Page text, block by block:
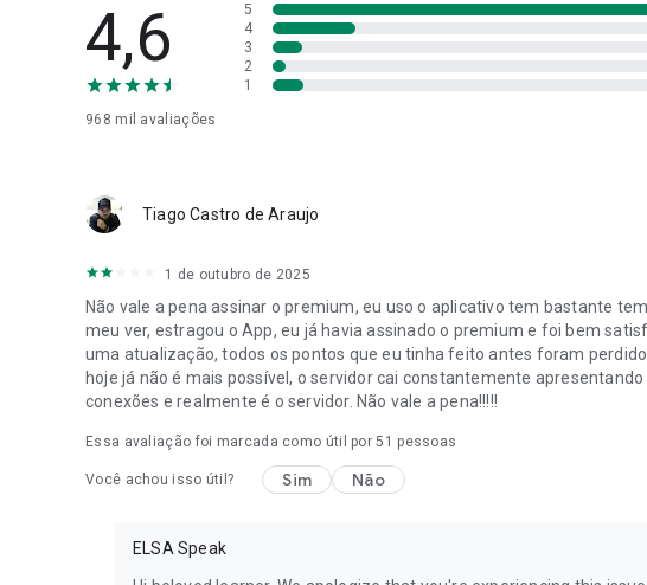
4,6
968 mil avaliações
5
4
3
2
1
Tiago Castro de Araujo
1 de outubro de 2025
Não vale a pena assinar o premium, eu uso o aplicativo tem bastante
meu ver, estragou o App, eu já havia assinado o premium e foi bem
uma atualização, todos os pontos que eu tinha feito antes foram
hoje já não é mais possível, o servidor cai constantemente
conexões e realmente é o servidor. Não vale a pena!!!!!
Essa avaliação foi marcada como útil por51 pessoas
Você achou isso útil? Sim Não
ELSA Speak